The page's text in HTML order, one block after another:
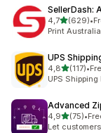
SellerDash:
4,7de 5(629)
629 total de
•
Print
UPS
4,8de 5(117)
117 total de
•
UPS
Advanced
4,9de 5(75)
75 total de
•
Let